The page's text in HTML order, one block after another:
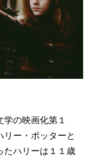
の映画化第１
ー・ポッターと
たハリーは１１歳